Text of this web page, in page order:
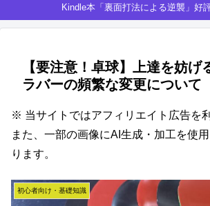
Kindle本「裏面打法による逆襲」好
【要注意！卓球】上達を妨げ
ラバーの頻繁な変更について
※ 当サイトではアフィリエイト広告を
また、一部の画像にAI生成・加工を使
ります。
初心者向け・基礎知識